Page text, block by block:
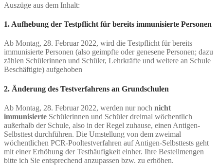
Auszüge aus dem Inhalt:
1. Aufhebung der Testpflicht für bereits immunisierte Personen
Ab Montag, 28. Februar 2022, wird die Testpflicht für bereits
immunisierte Personen (also geimpfte oder genesene Personen; dazu
zählen Schülerinnen und Schüler, Lehrkräfte und weitere an Schule
Beschäftigte) aufgehoben
2. Änderung des Testverfahrens an Grundschulen
Ab Montag, 28. Februar 2022, werden nur noch nicht
immunisierte Schülerinnen und Schüler dreimal wöchentlich
außerhalb der Schule, also in der Regel zuhause, einen Antigen-
Selbsttest durchführen. Die Umstellung von dem zweimal
wöchentlichen PCR-Pooltestverfahren auf Antigen-Selbsttests geht
mit einer Erhöhung der Testhäufigkeit einher. Ihre Bestellmengen
bitte ich Sie entsprechend anzupassen bzw. zu erhöhen.